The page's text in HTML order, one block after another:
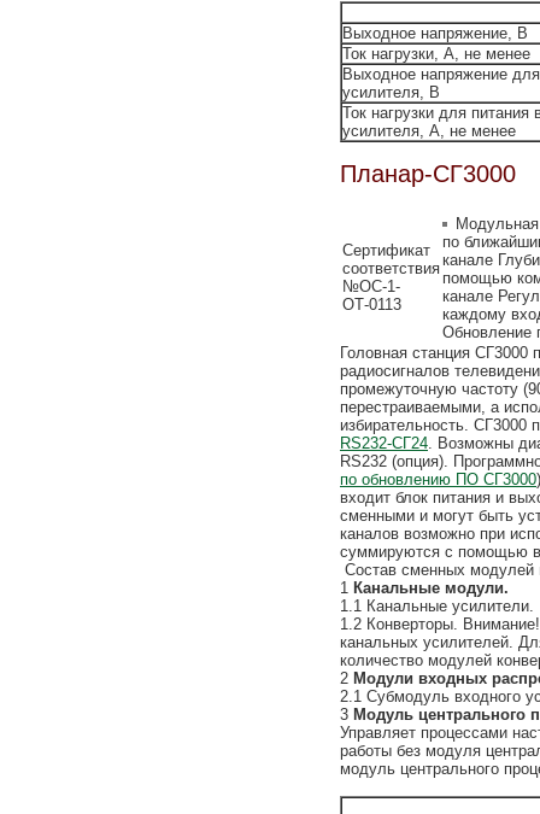
Выходное напряжение, В
Ток нагрузки, А, не менее
Выходное напряжение
усилителя, В
Ток нагрузки для питания
усилителя, А, не менее
Планар-СГ3000
Сертификат
соответствия
№ОС-1-
ОТ-0113
по
канале
помощью
канале
каждому
Обновление
Головная станция
радиосигналов
промежуточную частоту
перестраиваемыми, а
избирательность.
RS232-СГ24. Возможны
RS232 (опция).
по обновлению ПО СГ3000
входит блок питания и
сменными и могут быть
каналов возможно при
суммируются с помощью
Состав сменных модулей
1 Канальные модули.
1.1 Канальные усилители.
1.2 Конверторы.
канальных усилителей.
количество модулей
2 Модули входных
2.1 Субмодуль входного
3 Модуль центрального
Управляет процессами
работы без модуля
модуль центрального